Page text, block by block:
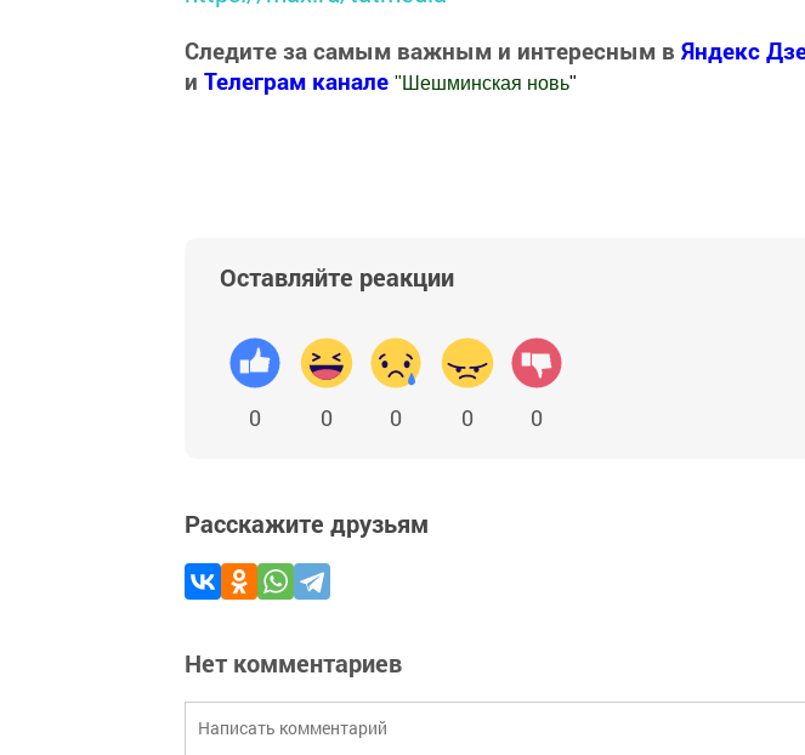
Следите за самым важным и интересным в Яндекс
и Телеграм канале " Шешминская новь"
Оставляйте реакции
0 0 0 0 0
Расскажите друзьям
Нет комментариев